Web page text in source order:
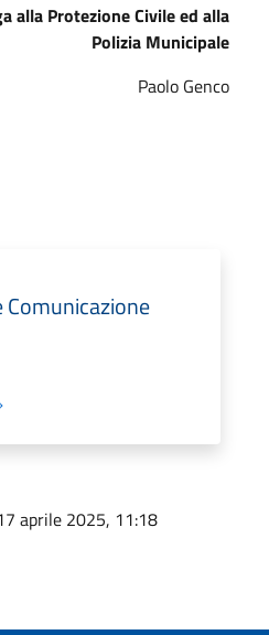
alla Protezione Civile ed alla
Polizia Municipale
Paolo Genco
aprile 2025, 11:18